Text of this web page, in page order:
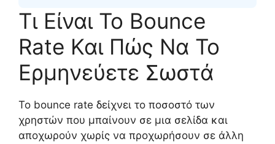
Τι Είναι Το Bounce
Rate Και Πώς Να Το
Ερμηνεύετε Σωστά
Το bounce rate δείχνει το ποσοστό των
χρηστών που μπαίνουν σε μια σελίδα και
αποχωρούν χωρίς να προχωρήσουν σε άλλη